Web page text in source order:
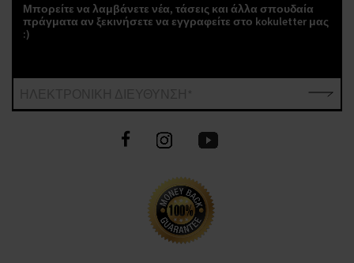
Μπορείτε να λαμβάνετε νέα, τάσεις και άλλα σπουδαία
πράγματα αν ξεκινήσετε να εγγραφείτε στο kokuletter μας
:)